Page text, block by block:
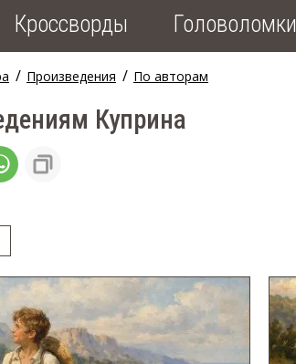
Кроссворды Головоломки
/ Произведения / По авторам
Куприна